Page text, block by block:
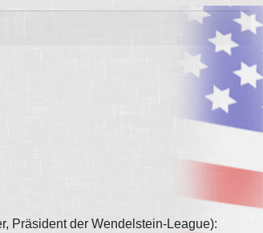
Präsident der Wendelstein-League):